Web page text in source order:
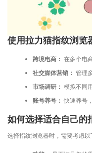
使用拉力猫指纹浏览
跨境电商： 在多个电
社交媒体营销： 管理
市场调研： 模拟不同
账号养号： 快速养号
如何选择适合自己的
选择指纹浏览器时，需要考虑以